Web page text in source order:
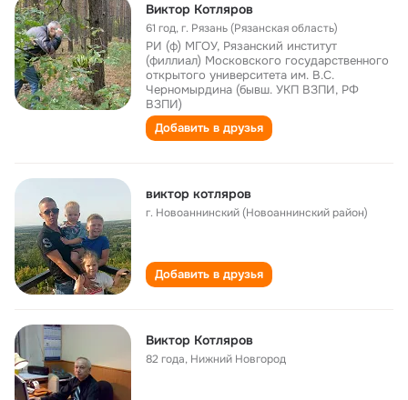
Виктор Котляров
61 год,г. Рязань (Рязанская область)
РИ (ф) МГОУ, Рязанский институт
(филлиал) Московского государственного
открытого университета им. В.С.
Черномырдина (бывш. УКП ВЗПИ, РФ
ВЗПИ)
Добавить в друзья
виктор котляров
г. Новоаннинский (Новоаннинский район)
Добавить в друзья
Виктор Котляров
82 года, Нижний Новгород